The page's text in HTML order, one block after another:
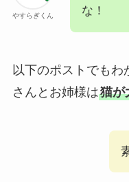
やすらぎくん
な！
以下のポストでも
さんとお姉様は猫が